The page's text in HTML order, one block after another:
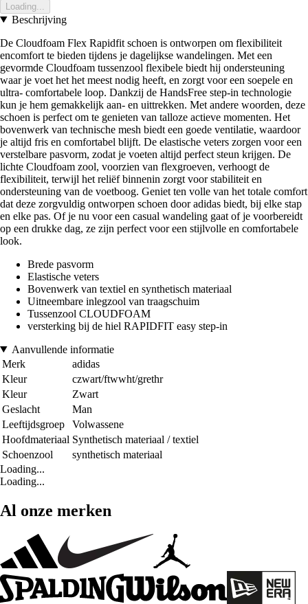
Loading...
Beschrijving
De Cloudfoam Flex Rapidfit schoen is ontworpen om flexibiliteit
encomfort te bieden tijdens je dagelijkse wandelingen. Met een
gevormde Cloudfoam tussenzool flexibele biedt hij ondersteuning
waar je voet het het meest nodig heeft, en zorgt voor een soepele en
ultra- comfortabele loop. Dankzij de HandsFree step-in technologie
kun je hem gemakkelijk aan- en uittrekken. Met andere woorden, deze
schoen is perfect om te genieten van talloze actieve momenten. Het
bovenwerk van technische mesh biedt een goede ventilatie, waardoor
je altijd fris en comfortabel blijft. De elastische veters zorgen voor een
verstelbare pasvorm, zodat je voeten altijd perfect steun krijgen. De
lichte Cloudfoam zool, voorzien van flexgroeven, verhoogt de
flexibiliteit, terwijl het reliëf binnenin zorgt voor stabiliteit en
ondersteuning van de voetboog. Geniet ten volle van het totale comfort
dat deze zorgvuldig ontworpen schoen door adidas biedt, bij elke stap
en elke pas. Of je nu voor een casual wandeling gaat of je voorbereidt
op een drukke dag, ze zijn perfect voor een stijlvolle en comfortabele
look.
Brede pasvorm
Elastische veters
Bovenwerk van textiel en synthetisch materiaal
Uitneembare inlegzool van traagschuim
Tussenzool CLOUDFOAM
versterking bij de hiel RAPIDFIT easy step-in
Aanvullende informatie
Merk
adidas
Kleur
czwart/ftwwht/grethr
Kleur
Zwart
Geslacht
Man
Leeftijdsgroep
Volwassene
Hoofdmateriaal Synthetisch materiaal / textiel
Schoenzool
synthetisch materiaal
Loading...
Loading...
Al onze merken